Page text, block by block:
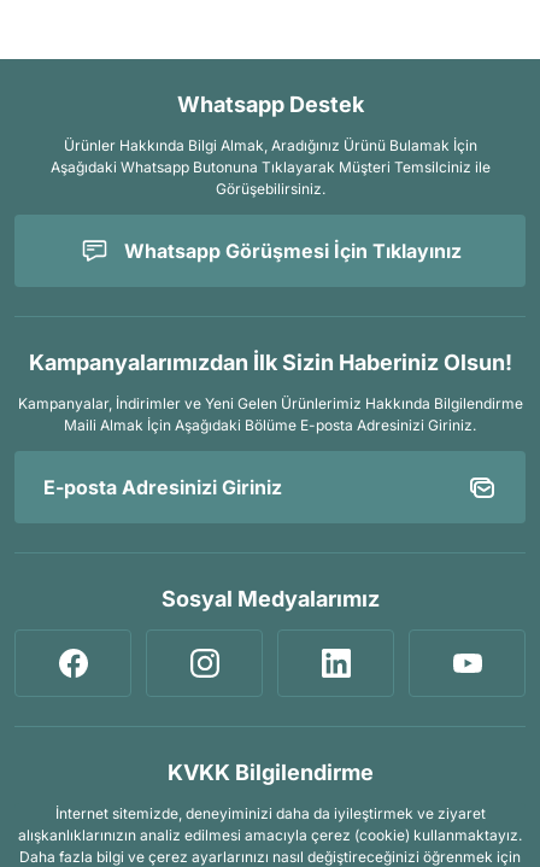
Whatsapp Destek
Ürünler Hakkında Bilgi Almak, Aradığınız Ürünü Bulamak İçin
Aşağıdaki Whatsapp Butonuna Tıklayarak Müşteri Temsilciniz ile
Görüşebilirsiniz.
Whatsapp Görüşmesi İçin Tıklayınız
Kampanyalarımızdan İlk Sizin Haberiniz Olsun!
Kampanyalar, İndirimler ve Yeni Gelen Ürünlerimiz Hakkında Bilgilendirme
Maili Almak İçin Aşağıdaki Bölüme E-posta Adresinizi Giriniz.
Sosyal Medyalarımız
KVKK Bilgilendirme
İnternet sitemizde, deneyiminizi daha da iyileştirmek ve ziyaret
alışkanlıklarınızın analiz edilmesi amacıyla çerez (cookie) kullanmaktayız.
Daha fazla bilgi ve çerez ayarlarınızı nasıl değiştireceğinizi öğrenmek için